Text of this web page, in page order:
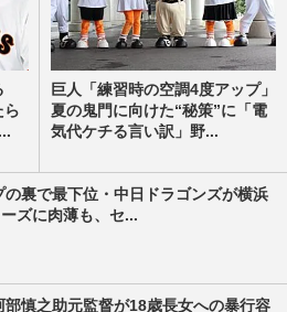
ら
巨人「練習時の空調4度アップ」
夏の鬼門に向けた“秘策”に「電
気代ケチる言い訳」野...
の裏で最下位・中日ドラゴンズが横浜
ズに肉薄も、セ...
部慎之助元監督が18歳長女への暴行容